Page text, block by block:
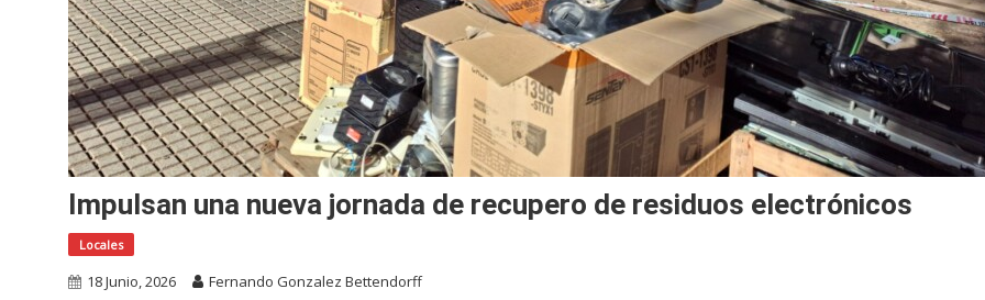
Impulsan una nueva jornada de recupero de residuos electrónicos
Locales
18 Junio, 2026 Fernando Gonzalez Bettendorff